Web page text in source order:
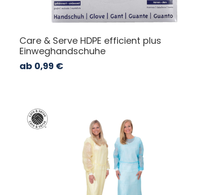
Care & Serve HDPE efficient plus
Einweghandschuhe
ab 0,99 €